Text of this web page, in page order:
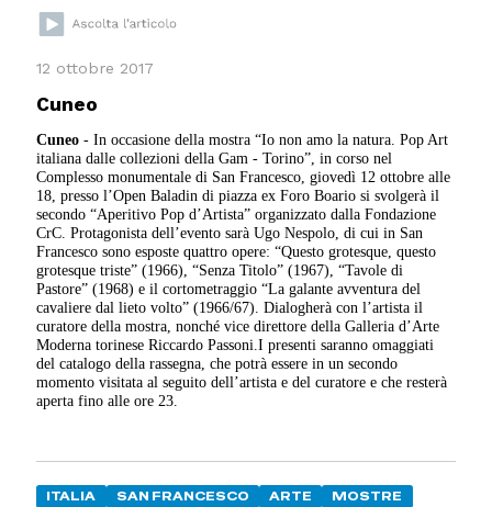
12 ottobre 2017
Cuneo
Cuneo - In occasione della mostra “Io non amo la natura. Pop Art
italiana dalle collezioni della Gam - Torino”, in corso nel
Complesso monumentale di San Francesco, giovedì 12 ottobre alle
18, presso l’Open Baladin di piazza ex Foro Boario si svolgerà il
secondo “Aperitivo Pop d’Artista” organizzato dalla Fondazione
CrC. Protagonista dell’evento sarà Ugo Nespolo, di cui in San
Francesco sono esposte quattro opere: “Questo grotesque, questo
grotesque triste” (1966), “Senza Titolo” (1967), “Tavole di
Pastore” (1968) e il cortometraggio “La galante avventura del
cavaliere dal lieto volto” (1966/67). Dialogherà con l’artista il
curatore della mostra, nonché vice direttore della Galleria d’Arte
Moderna torinese Riccardo Passoni.I presenti saranno omaggiati
del catalogo della rassegna, che potrà essere in un secondo
momento visitata al seguito dell’artista e del curatore e che resterà
aperta fino alle ore 23.
ITALIA SAN FRANCESCO ARTE
MOSTRE